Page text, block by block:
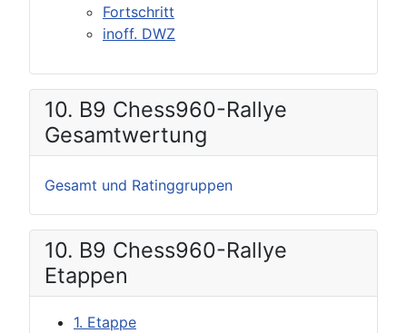
Fortschritt
inoff. DWZ
10. B9 Chess960-Rallye
Gesamtwertung
Gesamt und Ratinggruppen
10. B9 Chess960-Rallye
Etappen
1. Etappe